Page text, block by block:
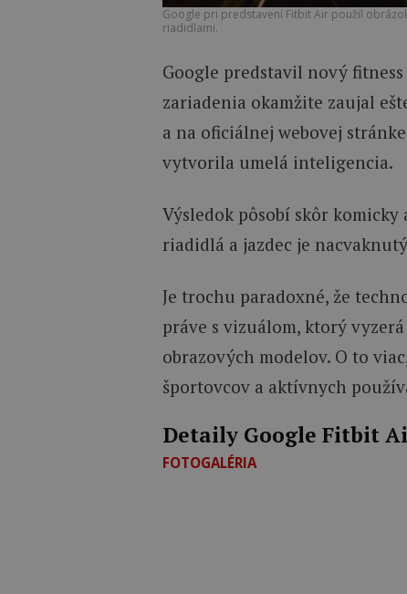
Google pri predstavení Fitbit Air použil
riadidlami.
Google predstavil nový
zariadenia okamžite zaujal
a na oficiálnej webovej
vytvorila umelá inteligencia.
Výsledok pôsobí skôr
riadidlá a jazdec je
Je trochu paradoxné, že
práve s vizuálom, ktorý
obrazových modelov. O to
športovcov a aktívnych
Detaily Google Fitbit
FOTOGALÉRIA